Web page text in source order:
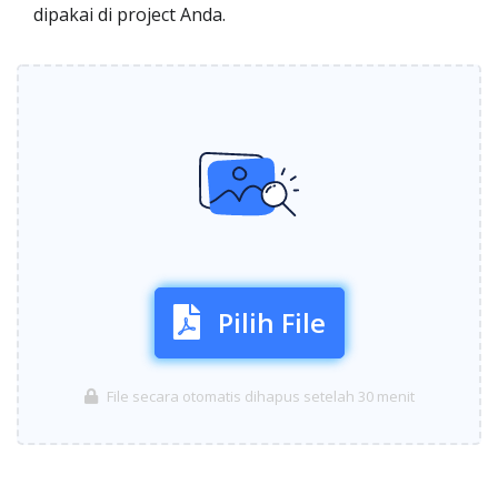
dipakai di project Anda.
Pilih File
File secara otomatis dihapus setelah 30 menit